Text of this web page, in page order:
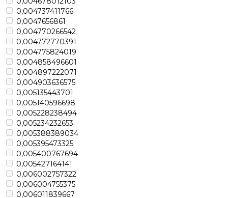
0,004737411766
0,0047656861
0,004770266542
0,004772770391
0,004775824019
0,004858496601
0,004897222071
0,004903636575
0,005135443701
0,005140596698
0,005228238494
0,005234232653
0,005388389034
0,005395473325
0,005400767694
0,005427164141
0,006002757322
0,006004755375
0,006011839667